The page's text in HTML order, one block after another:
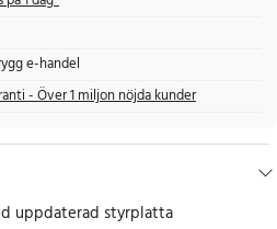
e-handel
- Över 1 miljon nöjda kunder
uppdaterad styrplatta